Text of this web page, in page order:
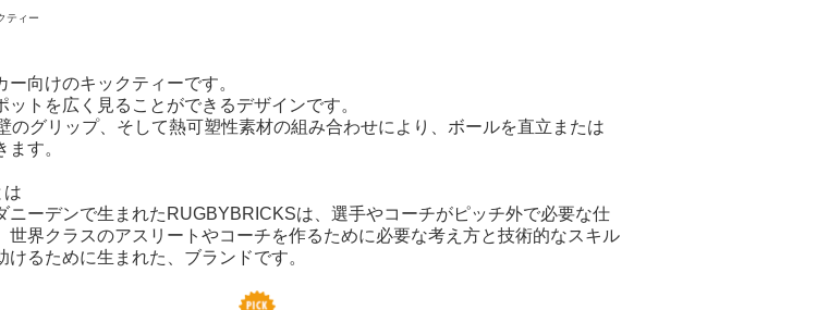
ティー
向けのキックティーです。
ットを広く見ることができるデザインです。
のグリップ、そして熱可塑性素材の組み合わせにより、ボールを直立または
す。
ニーデンで生まれたRUGBYBRICKSは、選手やコーチがピッチ外で必要な仕
世界クラスのアスリートやコーチを作るために必要な考え方と技術的なスキル
るために生まれた、ブランドです。